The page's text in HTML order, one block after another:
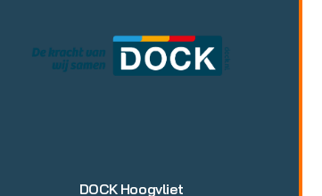
gesprek te gaan over wat er speelt in het leven
van jongeren. Zo verbinden wij sport met
DOCK Hoogvliet